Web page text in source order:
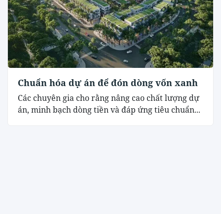
Chuẩn hóa dự án để đón dòng vốn xanh
Các chuyên gia cho rằng nâng cao chất lượng dự
án, minh bạch dòng tiền và đáp ứng tiêu chuẩn...